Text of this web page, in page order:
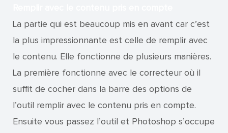
La partie qui est beaucoup mis en avant car c’est
la plus impressionnante est celle de remplir avec
le contenu. Elle fonctionne de plusieurs manières.
La première fonctionne avec le correcteur où il
suffit de cocher dans la barre des options de
l’outil remplir avec le contenu pris en compte.
Ensuite vous passez l’outil et Photoshop s’occupe